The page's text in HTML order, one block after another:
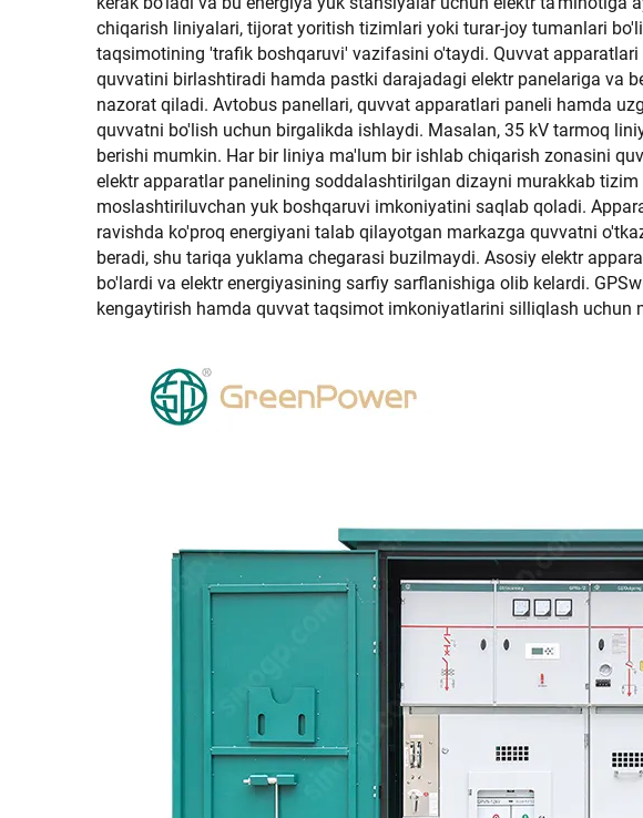
chiqarish liniyalari, tijorat yoritish tizimlari yoki turar-joy tumanlari
taqsimotining 'trafik boshqaruvi' vazifasini o'taydi. Quvvat
quvvatini birlashtiradi hamda pastki darajadagi elektr panelariga va
nazorat qiladi. Avtobus panellari, quvvat apparatlari paneli hamda
quvvatni bo'lish uchun birgalikda ishlaydi. Masalan, 35 kV tarmoq
berishi mumkin. Har bir liniya ma'lum bir ishlab chiqarish zonasini
elektr apparatlar panelining soddalashtirilgan dizayni murakkab
moslashtiriluvchan yuk boshqaruvi imkoniyatini saqlab qoladi.
ravishda ko'proq energiyani talab qilayotgan markazga quvvatni
beradi, shu tariqa yuklama chegarasi buzilmaydi. Asosiy elektr
bo'lardi va elektr energiyasining sarfiy sarflanishiga olib kelardi.
kengaytirish hamda quvvat taqsimot imkoniyatlarini silliqlash uchun